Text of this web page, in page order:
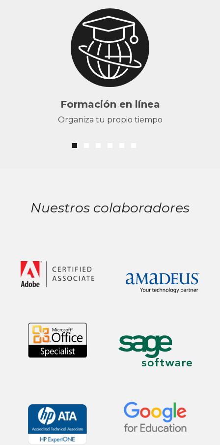
Formación en línea
Organiza tu propio tiempo
Nuestros colaboradores